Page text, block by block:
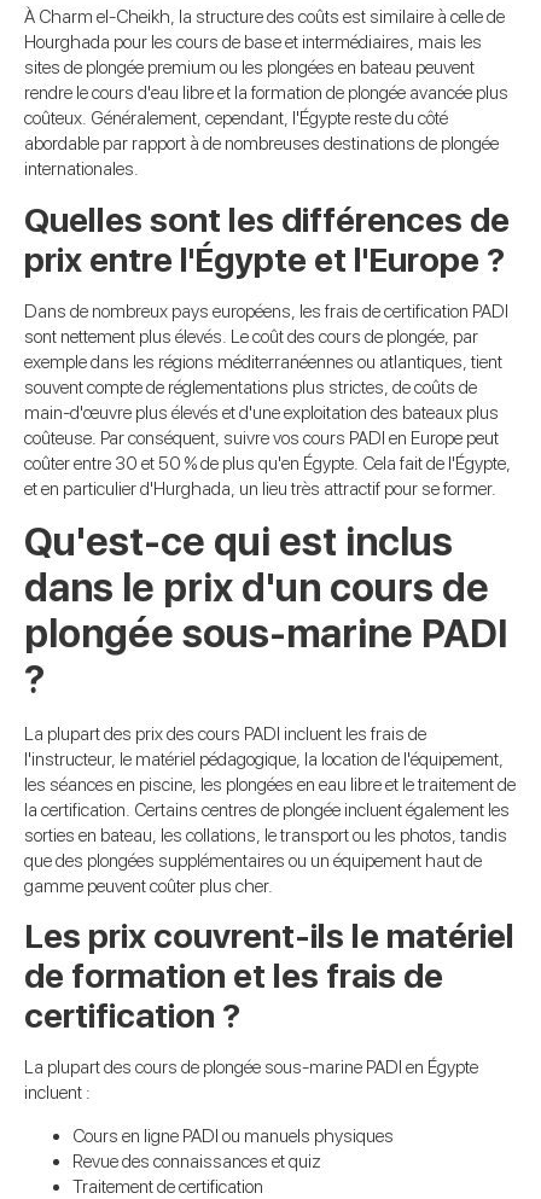
À Charm el-Cheikh, la structure des coûts est similaire à celle de
Hourghada pour les cours de base et intermédiaires, mais les
sites de plongée premium ou les plongées en bateau peuvent
rendre le cours d'eau libre et la formation de plongée avancée plus
coûteux. Généralement, cependant, l'Égypte reste du côté
abordable par rapport à de nombreuses destinations de plongée
internationales.
Quelles sont les différences de
prix entre l'Égypte et l'Europe ?
Dans de nombreux pays européens, les frais de certification PADI
sont nettement plus élevés. Le coût des cours de plongée, par
exemple dans les régions méditerranéennes ou atlantiques, tient
souvent compte de réglementations plus strictes, de coûts de
main-d'œuvre plus élevés et d'une exploitation des bateaux plus
coûteuse. Par conséquent, suivre vos cours PADI en Europe peut
coûter entre 30 et 50 % de plus qu'en Égypte. Cela fait de l'Égypte,
et en particulier d'Hurghada, un lieu très attractif pour se former.
Qu'est-ce qui est inclus
dans le prix d'un cours de
plongée sous-marine PADI
?
La plupart des prix des cours PADI incluent les frais de
l'instructeur, le matériel pédagogique, la location de l'équipement,
les séances en piscine, les plongées en eau libre et le traitement de
la certification. Certains centres de plongée incluent également les
sorties en bateau, les collations, le transport ou les photos, tandis
que des plongées supplémentaires ou un équipement haut de
gamme peuvent coûter plus cher.
Les prix couvrent-ils le matériel
de formation et les frais de
certification ?
La plupart des cours de plongée sous-marine PADI en Égypte
incluent :
Cours en ligne PADI ou manuels physiques
Revue des connaissances et quiz
Traitement de certification